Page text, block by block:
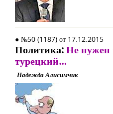
● №50 (1187) от 17.12.2015
Политика:Не нужен
турецкий…
Надежда Алисимчик